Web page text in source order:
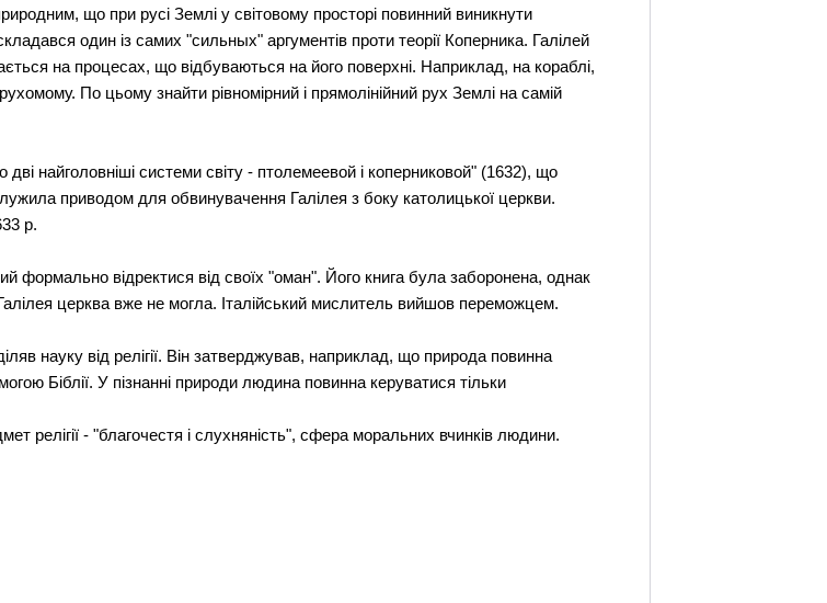
що при русі Землі у світовому просторі повинний виникнути
один із самих "сильных" аргументів проти теорії Коперника. Галілей
на процесах, що відбуваються на його поверхні. Наприклад, на кораблі,
По цьому знайти рівномірний і прямолінійний рух Землі на самій
дві найголовніші системи світу - птолемеевой і коперниковой" (1632), що
приводом для обвинувачення Галілея з боку католицької церкви.
р.
формально відректися від своїх "оман". Його книга була заборонена, однак
церква вже не могла. Італійський мислитель вийшов переможцем.
науку від релігії. Він затверджував, наприклад, що природа повинна
Біблії. У пізнанні природи людина повинна керуватися тільки
- "благочестя і слухняність", сфера моральних вчинків людини.